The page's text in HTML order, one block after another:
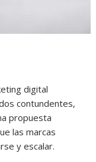
digital
contundentes,
propuesta
las marcas
y escalar.